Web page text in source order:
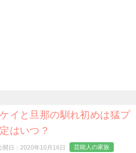
イと旦那の馴れ初めは猛プ
はいつ？
開日： 2020年10月16日 芸能人の家族